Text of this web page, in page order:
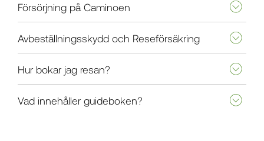
Försörjning på Caminoen
Avbeställningsskydd och Reseförsäkring
Hur bokar jag resan?
Vad innehåller guideboken?